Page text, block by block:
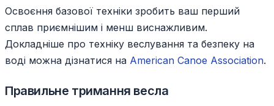
Освоєння базової техніки зробить ваш перший
сплав приємнішим і менш виснажливим.
Докладніше про техніку веслування та безпеку на
воді можна дізнатися на American Canoe Association.
Правильне тримання весла